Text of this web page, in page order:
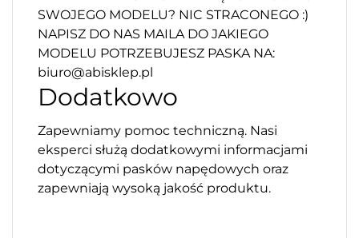
SWOJEGO MODELU? NIC STRACONEGO :)
NAPISZ DO NAS MAILA DO JAKIEGO
MODELU POTRZEBUJESZ PASKA NA:
biuro@abisklep.pl
Dodatkowo
Zapewniamy pomoc techniczną. Nasi
eksperci służą dodatkowymi informacjami
dotyczącymi pasków napędowych oraz
zapewniają wysoką jakość produktu.